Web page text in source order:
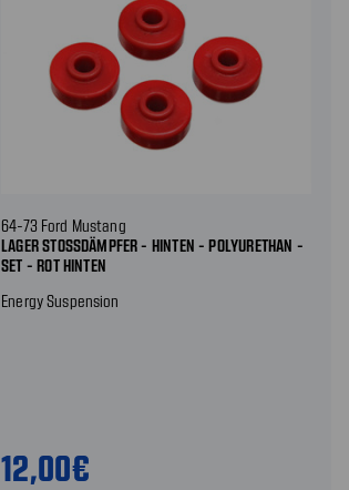
64-73 Ford Mustang
LAGER STOSSDÄMPFER - HINTEN - POLYURETHAN - S
ET - ROT HINTEN
Energy Suspension
12,00€